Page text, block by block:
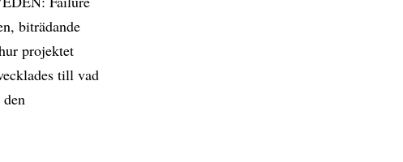
biträdande
projektet
till vad